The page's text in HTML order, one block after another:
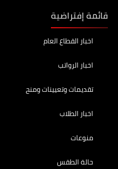
قائمة إفتراضية
اخبار القطاع العام
اخبار الرواتب
تقديمات وتعيينات ومنح
اخبار الطلاب
منوعات
حالة الطقس